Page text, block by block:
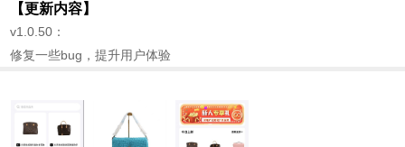
【更新内容】
v1.0.50：
修复一些bug，提升用户体验